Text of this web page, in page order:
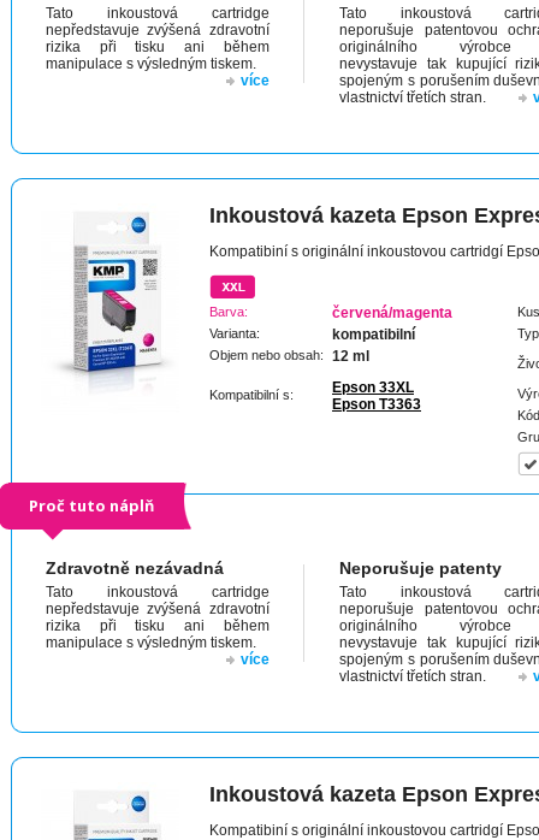
Tato inkoustová cartridge
nepředstavuje zvýšená zdravotní
rizika při tisku ani během
manipulace s výsledným tiskem.
více
Tato inkoustová
neporušuje patentovou
originálního
nevystavuje tak kupující
spojeným s porušením
vlastnictví třetích stran.
Inkoustová kazeta Epson
Kompatibiní s originální inkoustovou cartridgí
Barva: červená/magenta
Varianta: kompatibilní
Objem nebo obsah: 12 ml
Kompatibilní s:
Epson 33XL
Epson T3363
Proč tuto náplň
Zdravotně nezávadná
Tato inkoustová cartridge
nepředstavuje zvýšená zdravotní
rizika při tisku ani během
manipulace s výsledným tiskem.
více
Neporušuje patenty
Tato inkoustová
neporušuje patentovou
originálního
nevystavuje tak kupující
spojeným s porušením
vlastnictví třetích stran.
Inkoustová kazeta Epson
Kompatibiní s originální inkoustovou cartridgí